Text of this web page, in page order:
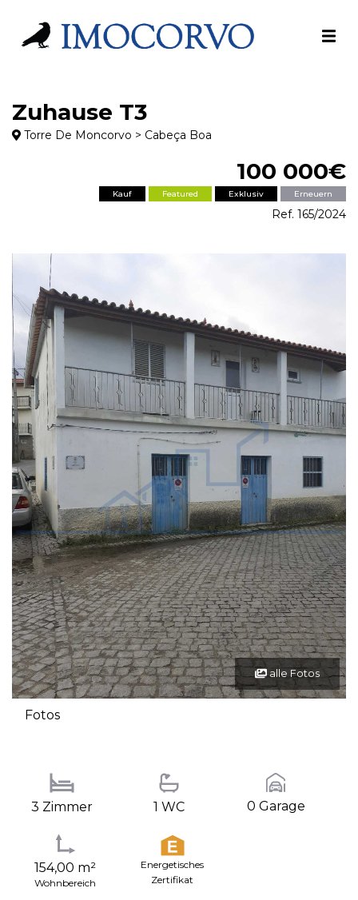
Zuhause T3
Torre De Moncorvo > Cabeça Boa
100 000€
Kauf Featured Exklusiv Erneuern
Ref. 165/2024
alle Fotos
Fotos
3 Zimmer 1 WC 0 Garage
154,00 m²
Wohnbereich
Energetisches
Zertifikat